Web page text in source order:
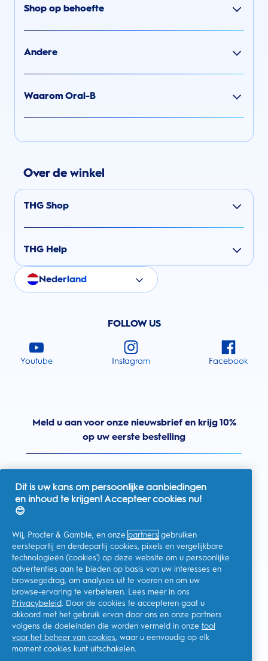
Shop op behoefte
Andere
Waarom Oral-B
Over de winkel
THG Shop
THG Help
Nederland
FOLLOW US
Youtube Instagram Facebook
Meld u aan voor onze nieuwsbrief en krijg 10%
op uw eerste bestelling
Ik geef toestemming voor het ontvangen van
gepersonaliseerde communicatie met betrekking tot
aanbiedingen, nieuws en andere promotionele initiatieven van
Oral-B en andere
P&G-merken
kan me op elk momentafmelden.
Procter & Gamble, als verwerkingsverantwoordelijke, zal uw
persoonlijke gegevens verwerken zodat u zich bij deze site kunt
registreren en de interactie kunt aangaan met de aangeboden
diensten en zodat P&G u, afhankelijk van uw toestemming,
relevante commerciële berichten kan sturen, waaronder
gepersonaliseerde advertenties in online media. Ontdek hier
Dit is uw kans om persoonlijke aanbiedingen
en inhoud te krijgen! Accepteer cookies nu!
😊
Wij, Procter & Gamble, en onze partners gebruiken
eerstepartij en derdepartij cookies, pixels en vergelijkbare
technologieën ('cookies') op deze website om u persoonlijke
advertenties aan te bieden op basis van uw interesses en
browsegedrag, om analyses uit te voeren en om uw
browse-ervaring te verbeteren. Lees meer in ons
Privacybeleid. Door de cookies te accepteren gaat u
akkoord met het gebruik ervan door ons en onze partners
volgens de doeleinden die worden vermeld in onze tool
voor het beheer van cookies, waar u eenvoudig op elk
moment cookies kunt uitschakelen.